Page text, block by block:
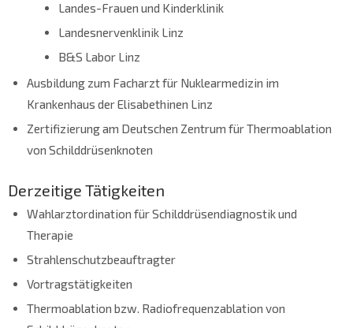
Landes-Frauen und Kinderklinik
Landesnervenklinik Linz
B&S Labor Linz
Ausbildung zum Facharzt für Nuklearmedizin im
Krankenhaus der Elisabethinen Linz
Zertifizierung am Deutschen Zentrum für Thermoablation
von Schilddrüsenknoten
Derzeitige Tätigkeiten
Wahlarztordination für Schilddrüsendiagnostik und
Therapie
Strahlenschutzbeauftragter
Vortragstätigkeiten
Thermoablation bzw. Radiofrequenzablation von